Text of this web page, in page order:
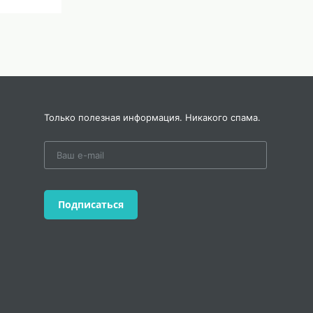
же
Только полезная информация. Никакого спама.
Подписаться